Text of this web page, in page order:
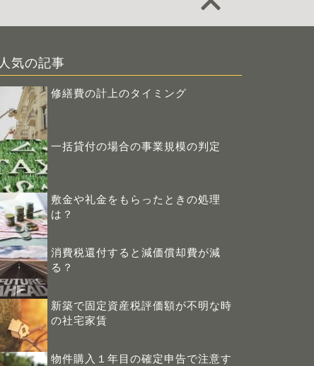
人気の記事
修繕費の計上のタイミング
一括貸付の場合の事業規模の判定
敷金や礼金をもらったときの処理
は？
消費税還付すると減価償却費が減
る？
新築で固定資産税評価額が不明な時
の社宅家賃
物件購入１年目の確定申告で注意す